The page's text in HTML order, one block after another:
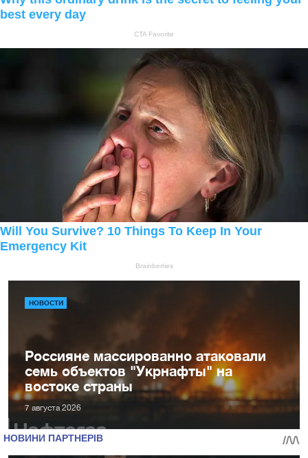
НОВОСТИ
Россияне массированно атаковали
семь объектов "Укрнафты" на
востоке страны
7 августа 2026